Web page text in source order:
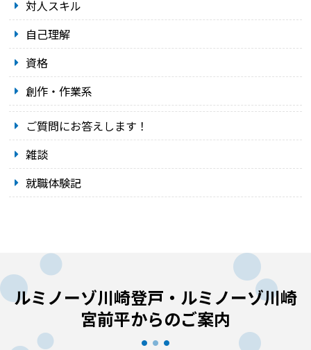
対人スキル
自己理解
資格
創作・作業系
ご質問にお答えします！
雑談
就職体験記
ルミノーゾ川崎登戸・ルミノーゾ川崎
宮前平からのご案内